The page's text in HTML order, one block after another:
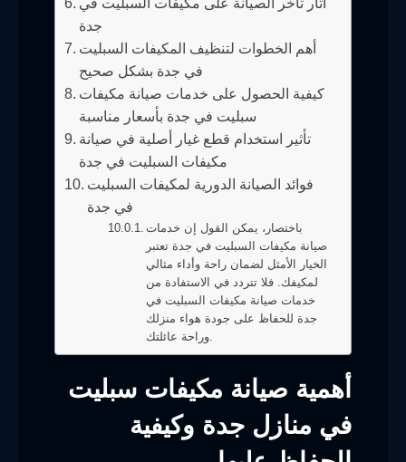
جدة
أهم الخطوات لتنظيف المكيفات السبليت
في جدة بشكل صحيح
كيفية الحصول على خدمات صيانة مكيفات
سبليت في جدة بأسعار مناسبة
تأثير استخدام قطع غيار أصلية في صيانة
مكيفات السبليت في جدة
فوائد الصيانة الدورية لمكيفات السبليت
في جدة
باختصار، يمكن القول إن خدمات
صيانة مكيفات السبليت في جدة تعتبر
الخيار الأمثل لضمان راحة وأداء مثالي
لمكيفك. فلا تتردد في الاستفادة من
خدمات صيانة مكيفات السبليت في
جدة للحفاظ على جودة هواء منزلك
أهمية صيانة مكيفات سبليت
في منازل جدة وكيفية